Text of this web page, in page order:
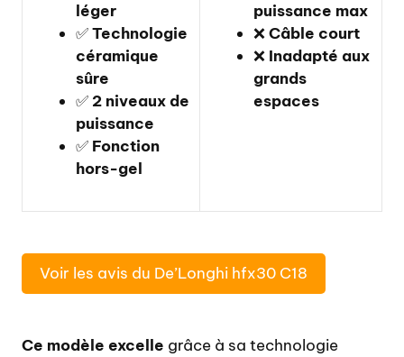
léger
✅Technologie
céramique
sûre
✅ 2 niveaux de
puissance
✅ Fonction
hors-gel
puissance max
❌Câble court
❌ Inadapté aux
grands
espaces
Voir les avis du De’Longhi hfx30 C18
Ce modèle excelle grâce à sa technologie